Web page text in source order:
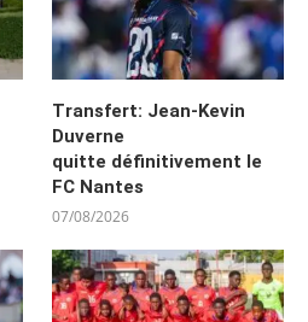
Transfert: Jean-Kevin
Duverne
quitte définitivement le
FC Nantes
07/08/2026